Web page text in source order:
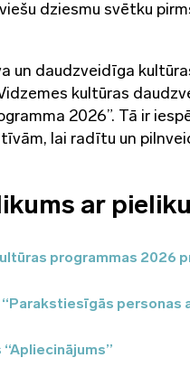
dziesmu svētku
un daudzveidīga
kultūras
2026”. Tā ir
lai radītu un
ar
programmas 2026
“Parakstiesīgās personas